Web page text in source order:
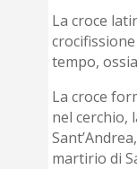
La croce
tempo,
La croce
nel cerchio,
martirio di